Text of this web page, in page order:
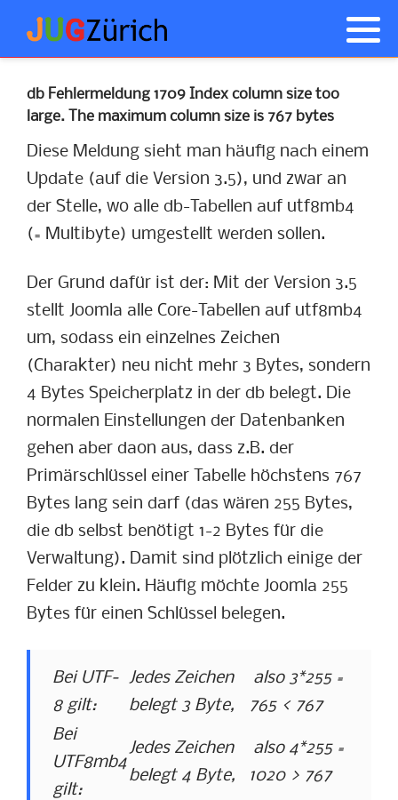
db Fehlermeldung 1709 Index column size too
large. The maximum column size is 767 bytes
Diese Meldung sieht man häufig nach einem
Update (auf die Version 3.5), und zwar an
der Stelle, wo alle db-Tabellen auf utf8mb4
(= Multibyte) umgestellt werden sollen.
Der Grund dafür ist der: Mit der Version 3.5
stellt Joomla alle Core-Tabellen auf utf8mb4
um, sodass ein einzelnes Zeichen
(Charakter) neu nicht mehr 3 Bytes, sondern
4 Bytes Speicherplatz in der db belegt. Die
normalen Einstellungen der Datenbanken
gehen aber daon aus, dass z.B. der
Primärschlüssel einer Tabelle höchstens 767
Bytes lang sein darf (das wären 255 Bytes,
die db selbst benötigt 1-2 Bytes für die
Verwaltung). Damit sind plötzlich einige der
Felder zu klein. Häufig möchte Joomla 255
Bytes für einen Schlüssel belegen.
Bei UTF-
8 gilt:
Jedes Zeichen
belegt 3 Byte,
also 3*255 =
765 < 767
Bei
UTF8mb4
gilt:
Jedes Zeichen
belegt 4 Byte,
also 4*255 =
1020 > 767
Geschichte von Joomla
Wie anfangen
JCE Tipps
Probleme nach Updates
CSS Tipps